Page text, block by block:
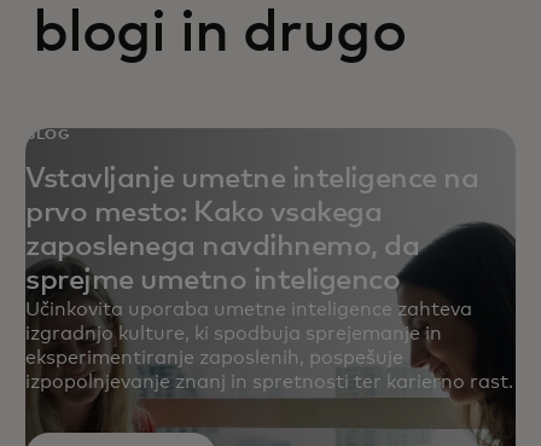
blogi in drugo
BLOG
Vstavljanje umetne inteligence na
prvo mesto: Kako vsakega
zaposlenega navdihnemo, da
sprejme umetno inteligenco
Učinkovita uporaba umetne inteligence zahteva
izgradnjo kulture, ki spodbuja sprejemanje in
eksperimentiranje zaposlenih, pospešuje
izpopolnjevanje znanj in spretnosti ter karierno rast.